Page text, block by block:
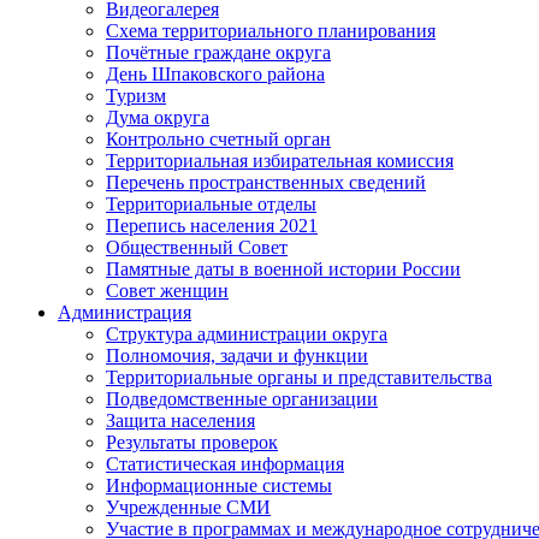
Видеогалерея
Схема территориального планирования
Почётные граждане округа
День Шпаковского района
Туризм
Дума округа
Контрольно счетный орган
Территориальная избирательная комиссия
Перечень пространственных сведений
Территориальные отделы
Перепись населения 2021
Общественный Совет
Памятные даты в военной истории России
Совет женщин
Администрация
Структура администрации округа
Полномочия, задачи и функции
Территориальные органы и представительства
Подведомственные организации
Защита населения
Результаты проверок
Статистическая информация
Информационные системы
Учрежденные СМИ
Участие в программах и международное